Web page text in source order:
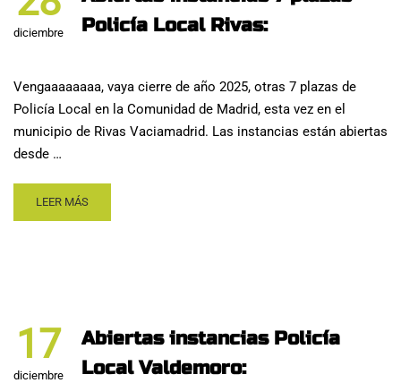
diciembre
Policía Local Rivas:
Vengaaaaaaaa, vaya cierre de año 2025, otras 7 plazas de
Policía Local en la Comunidad de Madrid, esta vez en el
municipio de Rivas Vaciamadrid. Las instancias están abiertas
desde …
LEER MÁS
17
diciembre
Abiertas instancias Policía
Local Valdemoro: